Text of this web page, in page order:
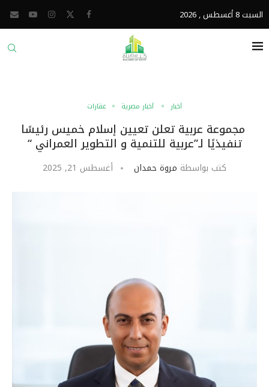
السبت 8 أغسطس , 2026
أخبار أخبار مصرية عقارات
مجموعة عربية تعلن تعيين إسلام خميس رئيسًا
تنفيذيًا لـ”عربية للتنمية و التطوير العمراني “
كتب بواسطة مروة حمدان أغسطس 21, 2025